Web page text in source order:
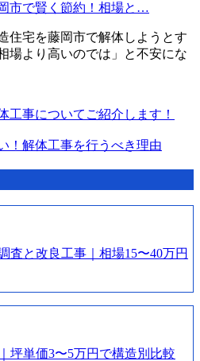
市で賢く節約！相場と…
住宅を藤岡市で解体しようとす
場より高いのでは」と不安にな
工事についてご紹介します！
！解体工事を行うべき理由
査と改良工事｜相場15〜40万円
坪単価3〜5万円で構造別比較